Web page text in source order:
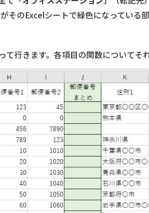
そのExcelシートで緑色になってい
行きます。各項目の関数についてそ